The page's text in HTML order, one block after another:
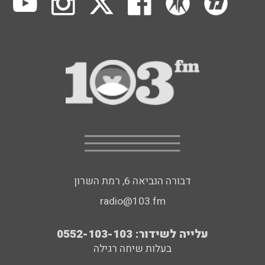
דבורה הנביאה 6, רמת השרון
radio@103.fm
עלייה לשידור: 0552-103-103
בעלות שיחה רגילה